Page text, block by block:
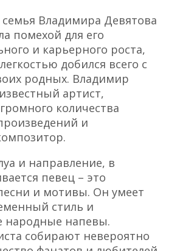
Владимира Девятова
помехой для его
и карьерного роста,
добился всего с
родных. Владимир
артист,
количества
и
и направление, в
певец – это
и мотивы. Он умеет
стиль и
народные напевы.
собирают невероятно